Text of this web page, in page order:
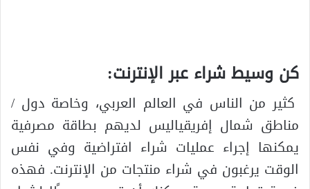
كن وسيط شراء عبر الإنترنت:
كثير من الناس في العالم العربي، وخاصة دول /
مناطق شمال إفريقياليس لديهم بطاقة مصرفية
يمكنها إجراء عمليات شراء افتراضية وفي نفس
الوقت يرغبون في شراء منتجات من الإنترنت. فهذه